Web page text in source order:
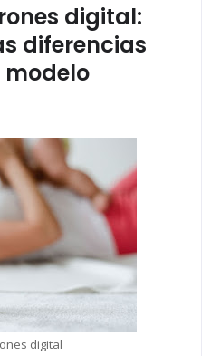
digital:
diferencias
modelo
digital